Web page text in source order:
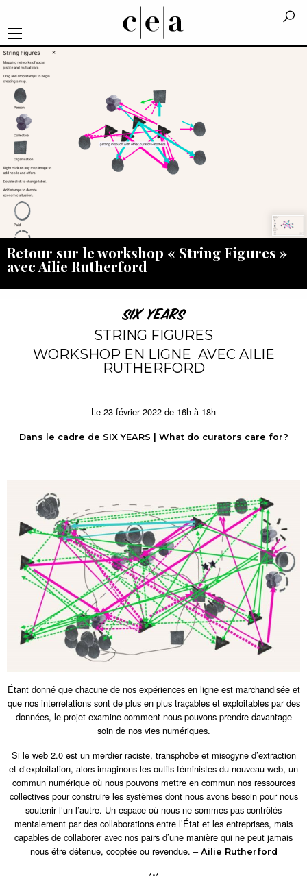
Retour sur le workshop « String Figures »
avec Ailie Rutherford
SIX YEARS
STRING FIGURES
WORKSHOP EN LIGNE AVEC AILIE
RUTHERFORD
Le 23 février 2022 de 16h à 18h
Dans le cadre de SIX YEARS | What do curators care for?
Étant donné que chacune de nos expériences en ligne est marchandisée et
que nos interrelations sont de plus en plus traçables et exploitables par des
données, le projet examine comment nous pouvons prendre davantage
soin de nos vies numériques.
Si le web 2.0 est un merdier raciste, transphobe et misogyne d’extraction
et d’exploitation, alors imaginons les outils féministes du nouveau web, un
commun numérique où nous pouvons mettre en commun nos ressources
collectives pour construire les systèmes dont nous avons besoin pour nous
soutenir l’un l’autre. Un espace où nous ne sommes pas contrôlés
mentalement par des collaborations entre l’État et les entreprises, mais
capables de collaborer avec nos pairs d’une manière qui ne peut jamais
nous être détenue, cooptée ou revendue. – Ailie Rutherford
***